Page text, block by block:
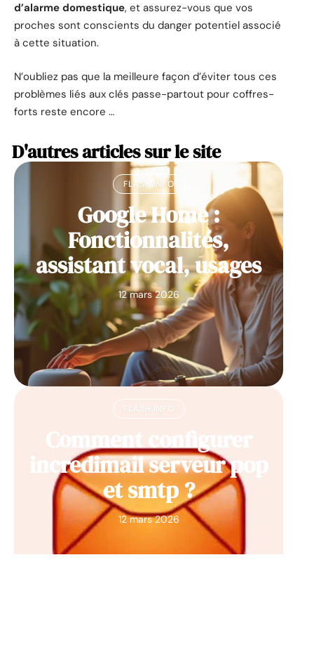
d’alarme domestique, et assurez-vous que vos
proches sont conscients du danger potentiel associé
à cette situation.
N’oubliez pas que la meilleure façon d’éviter tous ces
problèmes liés aux clés passe-partout pour coffres-
forts reste encore …
D'autres articles sur le site
FLASH INFO
Google Home :
Fonctionnalités,
assistant vocal, usages
12 mars 2026
FLASH INFO
Comment configurer
incredimail serveur pop
et smtp ?
12 mars 2026